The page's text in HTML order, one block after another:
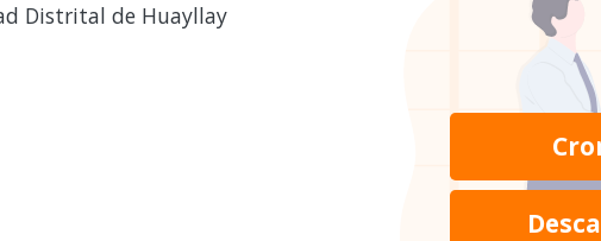
Distrital de Huayllay